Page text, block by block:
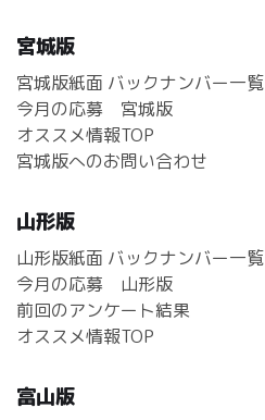
宮城版
宮城版紙面 バックナンバー一覧
今月の応募 宮城版
オススメ情報TOP
宮城版へのお問い合わせ
山形版
山形版紙面 バックナンバー一覧
今月の応募 山形版
前回のアンケート結果
オススメ情報TOP
富山版